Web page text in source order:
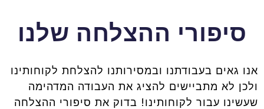
סיפורי ההצלחה שלנו
אנו גאים בעבודתנו ובמסירותנו להצלחת לקוחותינו
ולכן לא מתביישים להציג את העבודה המדהימה
שעשינו עבור לקוחותינו! בדוק את סיפורי ההצלחה